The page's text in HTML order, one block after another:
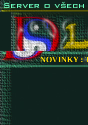
NOVINKY: